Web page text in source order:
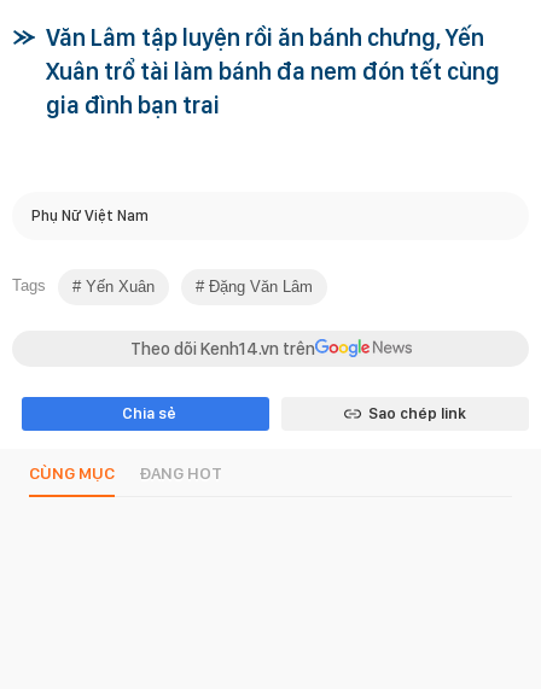
Văn Lâm tập luyện rồi ăn bánh chưng, Yến
Xuân trổ tài làm bánh đa nem đón tết cùng
gia đình bạn trai
Phụ Nữ Việt Nam
Tags Yến Xuân Đặng Văn Lâm
Theo dõi Kenh14.vn trên
Chia sẻ Sao chép link
CÙNG MỤC ĐANG HOT